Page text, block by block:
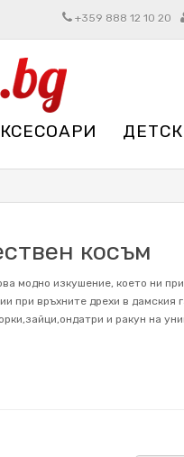
+359 888 12 10 20
косъм
модно изкушение, което ни
при връхните дрехи в дамския
и ракун на